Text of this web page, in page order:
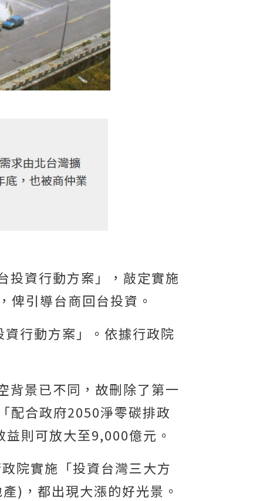
投資行動方案」，敲定實施
俾引導台商回台投資。
行動方案」。依據行政院
背景已不同，故刪除了第一
配合政府2050淨零碳排政
則可放大至9,000億元。
院實施「投資台灣三大方
)，都出現大漲的好光景。